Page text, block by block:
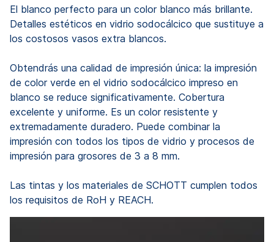
El blanco perfecto para un color blanco más brillante.
Detalles estéticos en vidrio sodocálcico que sustituye a
los costosos vasos extra blancos.
Obtendrás una calidad de impresión única: la impresión
de color verde en el vidrio sodocálcico impreso en
blanco se reduce significativamente. Cobertura
excelente y uniforme. Es un color resistente y
extremadamente duradero. Puede combinar la
impresión con todos los tipos de vidrio y procesos de
impresión para grosores de 3 a 8 mm.
Las tintas y los materiales de SCHOTT cumplen todos
los requisitos de RoH y REACH.